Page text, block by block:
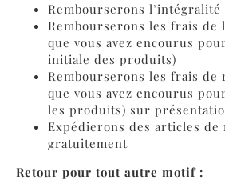
Rembourserons l’intégralité
Rembourserons les frais de
que vous avez encourus
initiale des produits)
Rembourserons les frais de
que vous avez encourus
les produits) sur
Expédierons des articles de
gratuitement
Retour pour tout autre motif :